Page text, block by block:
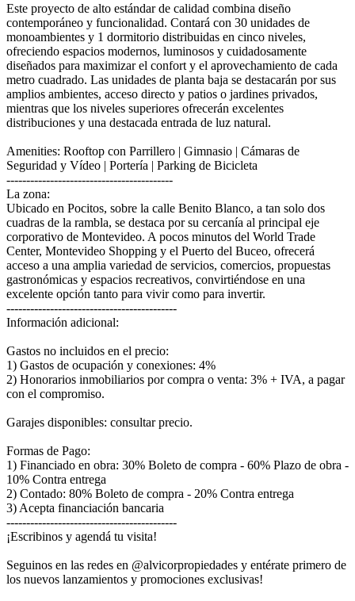
Este proyecto de alto estándar de calidad combina diseño
contemporáneo y funcionalidad. Contará con 30 unidades de
monoambientes y 1 dormitorio distribuidas en cinco niveles,
ofreciendo espacios modernos, luminosos y cuidadosamente
diseñados para maximizar el confort y el aprovechamiento de cada
metro cuadrado. Las unidades de planta baja se destacarán por sus
amplios ambientes, acceso directo y patios o jardines privados,
mientras que los niveles superiores ofrecerán excelentes
distribuciones y una destacada entrada de luz natural.
Amenities: Rooftop con Parrillero | Gimnasio | Cámaras de
Seguridad y Vídeo | Portería | Parking de Bicicleta
------------------------------------------
La zona:
Ubicado en Pocitos, sobre la calle Benito Blanco, a tan solo dos
cuadras de la rambla, se destaca por su cercanía al principal eje
corporativo de Montevideo. A pocos minutos del World Trade
Center, Montevideo Shopping y el Puerto del Buceo, ofrecerá
acceso a una amplia variedad de servicios, comercios, propuestas
gastronómicas y espacios recreativos, convirtiéndose en una
excelente opción tanto para vivir como para invertir.
-------------------------------------------
Información adicional:
Gastos no incluidos en el precio:
1) Gastos de ocupación y conexiones: 4%
2) Honorarios inmobiliarios por compra o venta: 3% + IVA, a pagar
con el compromiso.
Garajes disponibles: consultar precio.
Formas de Pago:
1) Financiado en obra: 30% Boleto de compra - 60% Plazo de obra -
10% Contra entrega
2) Contado: 80% Boleto de compra - 20% Contra entrega
3) Acepta financiación bancaria
-------------------------------------------
¡Escribinos y agendá tu visita!
Seguinos en las redes en @alvicorpropiedades y entérate primero de
los nuevos lanzamientos y promociones exclusivas!